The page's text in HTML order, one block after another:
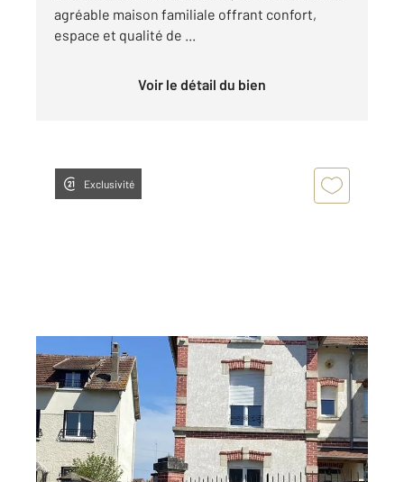
agréable maison familiale offrant confort,
espace et qualité de ...
Voir le détail du bien
Exclusivité
MANTES LA VILLE 78
109,98 m2, 5 pièces
Ref : 4695
Maison à vendre
310 000 €